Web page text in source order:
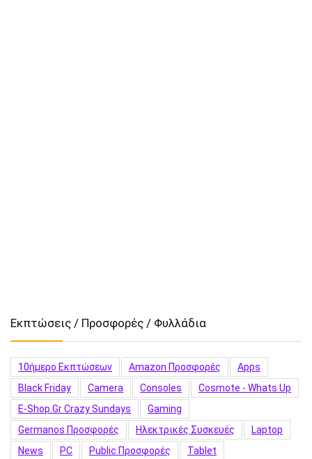
Εκπτώσεις / Προσφορές / Φυλλάδια
10ήμερο Εκπτώσεων Amazon Προσφορές
Apps
Black Friday
Camera Consoles
Cosmote - Whats Up
E-Shop.gr Crazy Sundays
Gaming
Germanos Προσφορές
Hλεκτρικές Συσκευές
Laptop
News
PC Public Προσφορές
Tablet